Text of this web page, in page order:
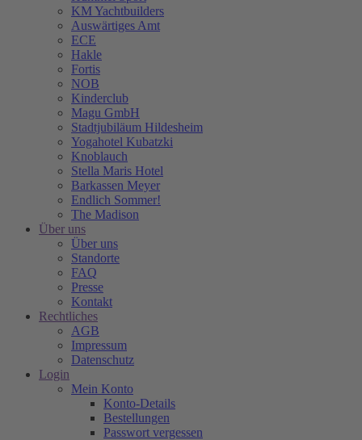
KM Yachtbuilders
Auswärtiges Amt
ECE
Hakle
Fortis
NOB
Kinderclub
Magu GmbH
Stadtjubiläum Hildesheim
Yogahotel Kubatzki
Knoblauch
Stella Maris Hotel
Barkassen Meyer
Endlich Sommer!
The Madison
Über uns
Über uns
Standorte
FAQ
Presse
Kontakt
Rechtliches
AGB
Impressum
Datenschutz
Login
Mein Konto
Konto-Details
Bestellungen
Passwort vergessen